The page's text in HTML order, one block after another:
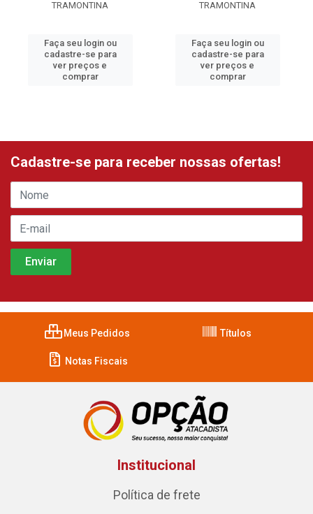
TRAMONTINA
Faça seu login ou
cadastre-se para
ver preços e
comprar
TRAMONTINA
Faça seu login ou
cadastre-se para
ver preços e
comprar
Cadastre-se para receber nossas ofertas!
Meus Pedidos Títulos
Notas Fiscais
Institucional
Política de frete